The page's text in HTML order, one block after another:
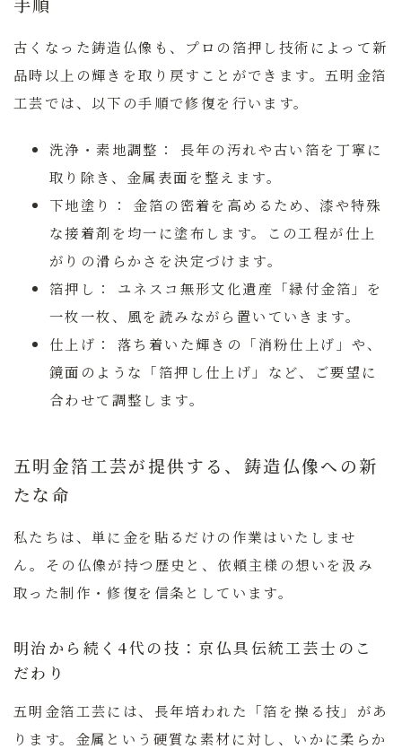
古くなった鋳造仏像も、プロの箔押し技術によって新
品時以上の輝きを取り戻すことができます。五明金箔
工芸では、以下の手順で修復を行います。
洗浄・素地調整：
長年の汚れや古い箔を丁寧に
取り除き、金属表面を整えます。
下地塗り：
金箔の密着を高めるため、漆や特殊
な接着剤を均一に塗布します。この工程が仕上
がりの滑らかさを決定づけます。
箔押し：
ユネスコ無形文化遺産「縁付金箔」 を
一枚一枚、風を読みながら置いていきます。
仕上げ：
落ち着いた輝きの「消粉仕上げ」や、
鏡面のような「箔押し仕上げ」など、ご要望に
合わせて調整します。
五明金箔工芸が提供する、鋳造仏像への新
たな命
私たちは、単に金を貼るだけの作業はいたしませ
ん。その仏像が持つ歴史と、依頼主様の想いを汲み
取った制作・修復を信条としています。
明治から続く4代の技：京仏具伝統工芸士のこ
だわり
五明金箔工芸には、長年培われた「箔を操る技」があ
ります。金属という硬質な素材に対し、いかに柔らか